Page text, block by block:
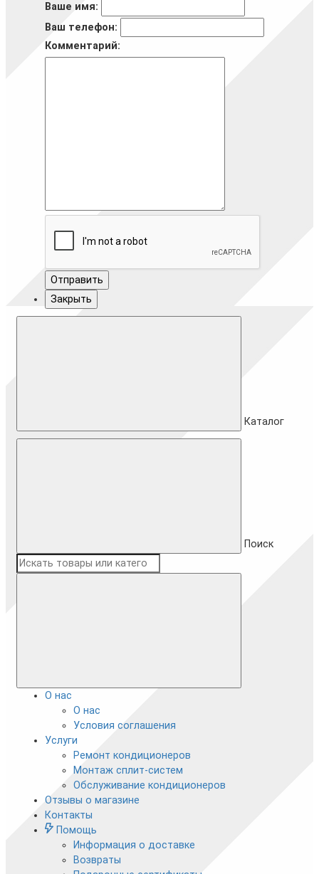
Ваше имя:
Ваш телефон:
Комментарий:
Отправить
Закрыть
Каталог
Поиск
О нас
О нас
Условия соглашения
Услуги
Ремонт кондиционеров
Монтаж сплит-систем
Обслуживание кондиционеров
Отзывы о магазине
Контакты
Помощь
Информация о доставке
Возвраты